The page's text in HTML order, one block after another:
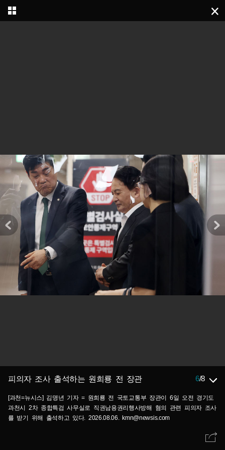
피의자 조사 출석하는 원희룡 전 장관 6/8
[과천=뉴시스] 김명년 기자 = 원희룡 전 국토교통부 장관이 6일 오전 경기도
과천시 2차 종합특검 사무실로 직권남용권리행사방해 혐의 관련 피의자 조사
를 받기 위해 출석하고 있다. 2026.08.06. kmn@newsis.com